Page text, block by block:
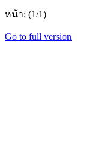
หน้า: (1/1)
Go to full version